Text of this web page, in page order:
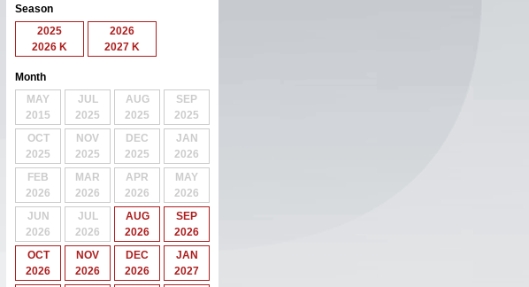
Season
2025
2026 K
2026
2027 K
Month
MAY
2015
JUL
2025
AUG
2025
SEP
2025
OCT
2025
NOV
2025
DEC
2025
JAN
2026
FEB
2026
MAR
2026
APR
2026
MAY
2026
JUN
2026
JUL
2026
AUG
2026
SEP
2026
OCT
2026
NOV
2026
DEC
2026
JAN
2027